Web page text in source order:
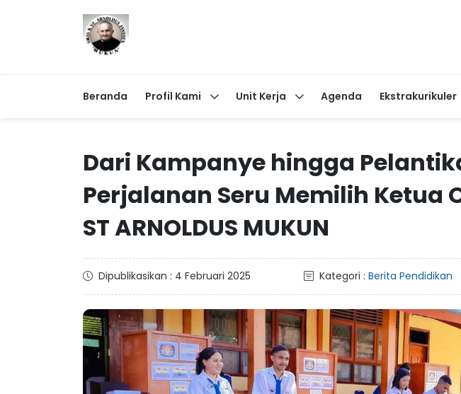
Beranda Profil Kami Unit Kerja Agenda Ekstrakurikuler
Dari Kampanye hingga
Perjalanan Seru Memilih Ketua
ST ARNOLDUS MUKUN
Dipublikasikan : 4 Februari 2025 Kategori : Berita Pendidikan